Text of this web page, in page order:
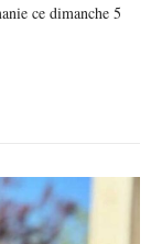
ce dimanche 5